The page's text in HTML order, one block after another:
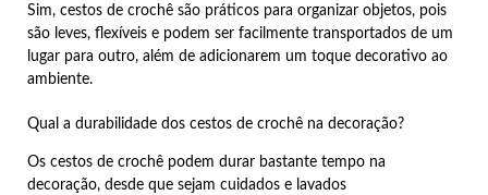
Sim, cestos de crochê são práticos para organizar objetos, pois
são leves, flexíveis e podem ser facilmente transportados de um
lugar para outro, além de adicionarem um toque decorativo ao
ambiente.
Qual a durabilidade dos cestos de crochê na decoração?
Os cestos de crochê podem durar bastante tempo na
decoração, desde que sejam cuidados e lavados